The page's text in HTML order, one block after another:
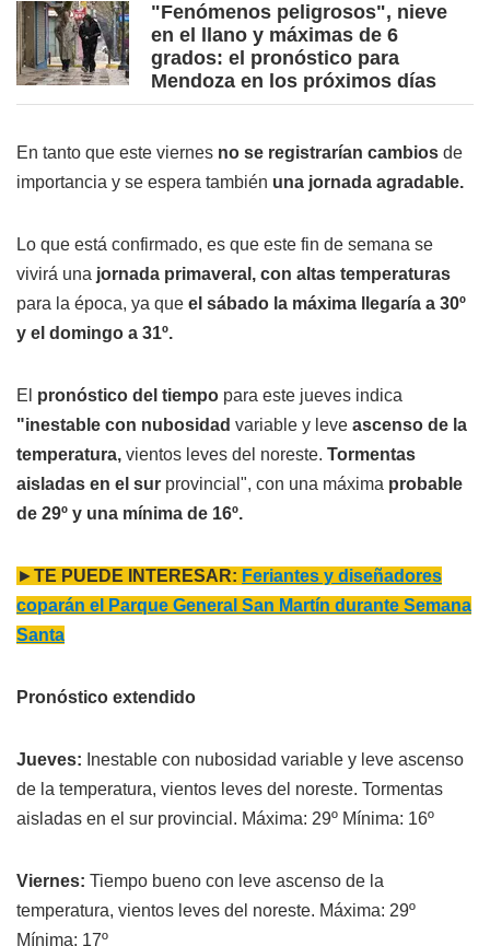
"Fenómenos peligrosos", nieve
en el llano y máximas de 6
grados: el pronóstico para
Mendoza en los próximos días
En tanto que este viernes no se registrarían cambios de
importancia y se espera también una jornada agradable.
Lo que está confirmado, es que este fin de semana se
vivirá una jornada primaveral, con altas temperaturas
para la época, ya que el sábado la máxima llegaría a 30º
y el domingo a 31º.
El pronóstico del tiempo para este jueves indica
"inestable con nubosidad variable y leve ascenso de la
temperatura, vientos leves del noreste. Tormentas
aisladas en el sur provincial", con una máxima probable
de 29º y una mínima de 16º.
►TE PUEDE INTERESAR: Feriantes y diseñadores
coparán el Parque General San Martín durante Semana
Santa
Pronóstico extendido
Jueves: Inestable con nubosidad variable y leve ascenso
de la temperatura, vientos leves del noreste. Tormentas
aisladas en el sur provincial. Máxima: 29º Mínima: 16º
Viernes: Tiempo bueno con leve ascenso de la
temperatura, vientos leves del noreste. Máxima: 29º
Mínima: 17º